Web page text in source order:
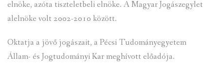
elnöke, azóta tiszteletbeli elnöke. A Magyar Jogászegylet
alelnöke volt 2002-2010 között.
Oktatja a jövő jogászait, a Pécsi Tudományegyetem
Állam- és Jogtudományi Kar meghívott előadója.